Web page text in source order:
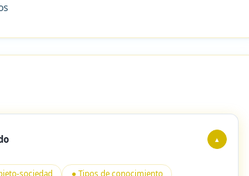
▴
sociedad
● Tipos de conocimiento